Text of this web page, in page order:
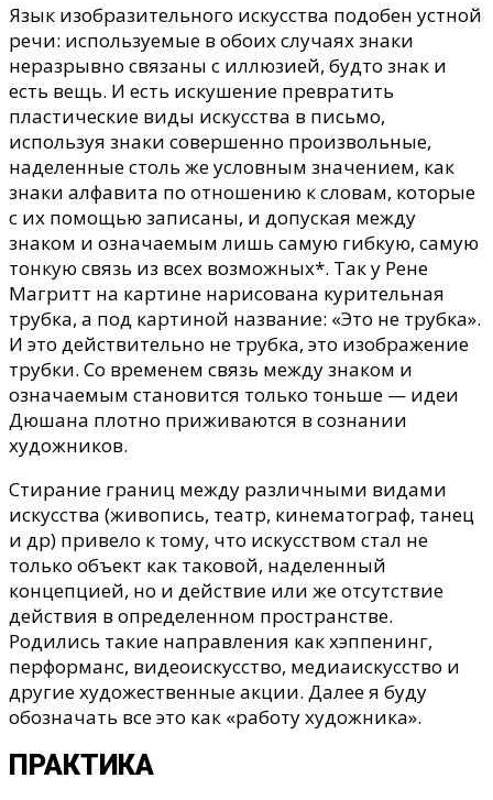
Язык изобразительного искусства подобен устной
речи: используемые в обоих случаях знаки
неразрывно связаны с иллюзией, будто знак и
есть вещь. И есть искушение превратить
пластические виды искусства в письмо,
используя знаки совершенно произвольные,
наделенные столь же условным значением, как
знаки алфавита по отношению к словам, которые
с их помощью записаны, и допуская между
знаком и означаемым лишь самую гибкую, самую
тонкую связь из всех возможных*. Так у Рене
Магритт на картине нарисована курительная
трубка, а под картиной название: «Это не трубка».
И это действительно не трубка, это изображение
трубки. Со временем связь между знаком и
означаемым становится только тоньше — идеи
Дюшана плотно приживаются в сознании
художников.
Стирание границ между различными видами
искусства (живопись, театр, кинематограф, танец
и др) привело к тому, что искусством стал не
только объект как таковой, наделенный
концепцией, но и действие или же отсутствие
действия в определенном пространстве.
Родились такие направления как хэппенинг,
перформанс, видеоискусство, медиаискусство и
другие художественные акции. Далее я буду
обозначать все это как «работу художника».
ПРАКТИКА